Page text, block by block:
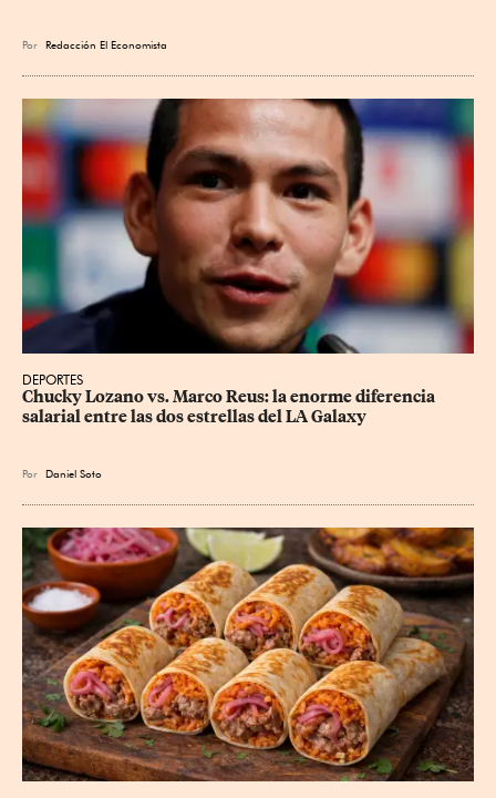
Por Redacción El Economista
DEPORTES
Chucky Lozano vs. Marco Reus: la enorme diferencia
salarial entre las dos estrellas del LA Galaxy
Por Daniel Soto